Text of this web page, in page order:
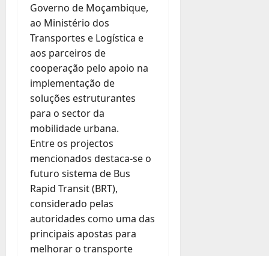
Governo de Moçambique,
ao Ministério dos
Transportes e Logística e
aos parceiros de
cooperação pelo apoio na
implementação de
soluções estruturantes
para o sector da
mobilidade urbana.
Entre os projectos
mencionados destaca-se o
futuro sistema de Bus
Rapid Transit (BRT),
considerado pelas
autoridades como uma das
principais apostas para
melhorar o transporte